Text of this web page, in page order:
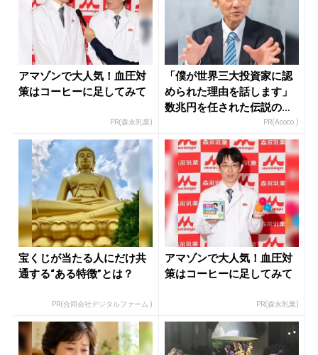
アマゾンで大人気！血圧対
策はコーヒーに足してみて
PR(森永乳業)
「僕が世界三大投資家に認
められた理由を話します」
数兆円を任された伝説の投
PR(Acoco.)
宝くじが当たる人にだけ共
通する“ある特徴”とは？
PR(合同会社デジタルファーム )
アマゾンで大人気！血圧対
策はコーヒーに足してみて
PR(森永乳業)